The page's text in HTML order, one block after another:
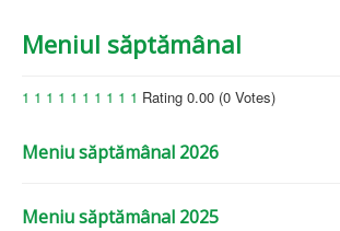
Meniul săptămânal
1 1 1 1 1 1 1 1 1 1 Rating 0.00 (0 Votes)
Meniu săptămânal 2026
Meniu săptămânal 2025